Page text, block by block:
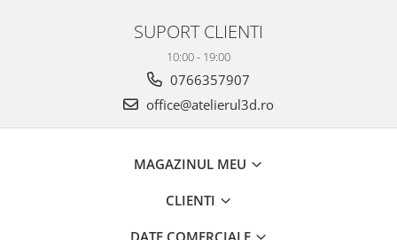
SUPORT CLIENTI
10:00 - 19:00
0766357907
office@atelierul3d.ro
MAGAZINUL MEU
CLIENTI
DATE COMERCIALE